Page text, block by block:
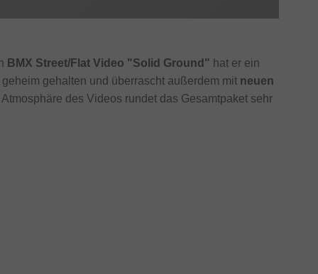
BMX Street/Flat Video "Solid Ground" hat er ein
gehalten und überrascht außerdem mit neuen
des Videos rundet das Gesamtpaket sehr